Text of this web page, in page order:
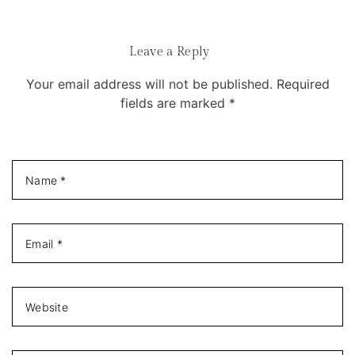
Leave a Reply
Your email address will not be published. Required
fields are marked *